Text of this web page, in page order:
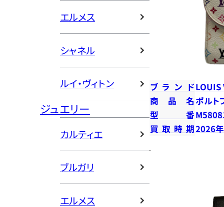
エルメス
シャネル
ルイ・ヴィトン
ジュエリー
カルティエ
ブルガリ
エルメス
ブランドLOUIS
商品名ポルト
型番
買取時期2026